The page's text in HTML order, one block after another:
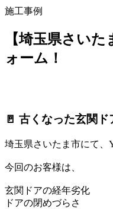
施工事例
【埼玉県さい
ォーム！
🚪 古くなった玄関
埼玉県さいたま市にて、
今回のお客様は、
玄関ドアの経年劣化
ドアの閉めづらさ